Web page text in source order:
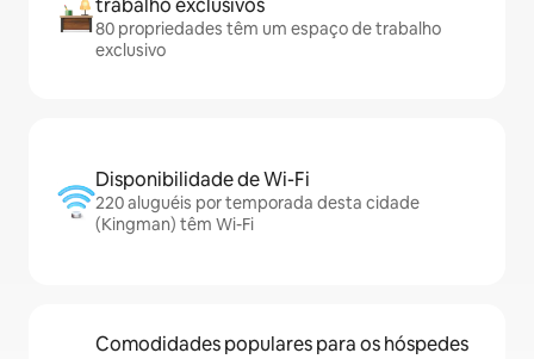
trabalho exclusivos
80 propriedades têm um espaço de trabalho
exclusivo
Disponibilidade de Wi-Fi
220 aluguéis por temporada desta cidade
(Kingman) têm Wi-Fi
Comodidades populares para os hóspedes